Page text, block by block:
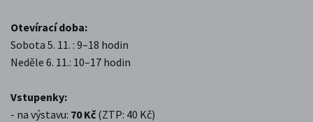
Otevírací doba:
Sobota 5. 11. : 9–18 hodin
Neděle 6. 11.: 10–17 hodin
Vstupenky:
- na výstavu: 70 Kč (ZTP: 40 Kč)